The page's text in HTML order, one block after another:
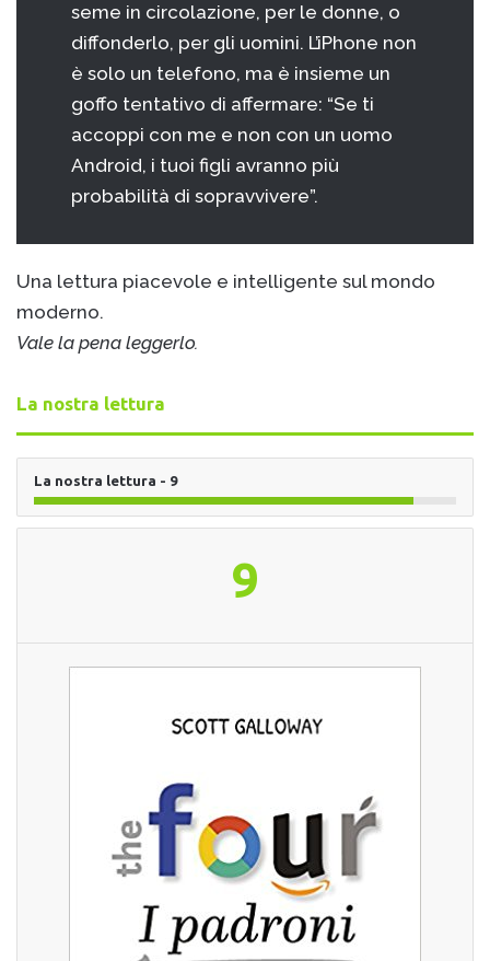
seme in circolazione, per le donne, o
diffonderlo, per gli uomini. L’iPhone non
è solo un telefono, ma è insieme un
goffo tentativo di affermare: “Se ti
accoppi con me e non con un uomo
Android, i tuoi figli avranno più
probabilità di sopravvivere”.
Una lettura piacevole e intelligente sul mondo
moderno.
Vale la pena leggerlo.
La nostra lettura
La nostra lettura - 9
9